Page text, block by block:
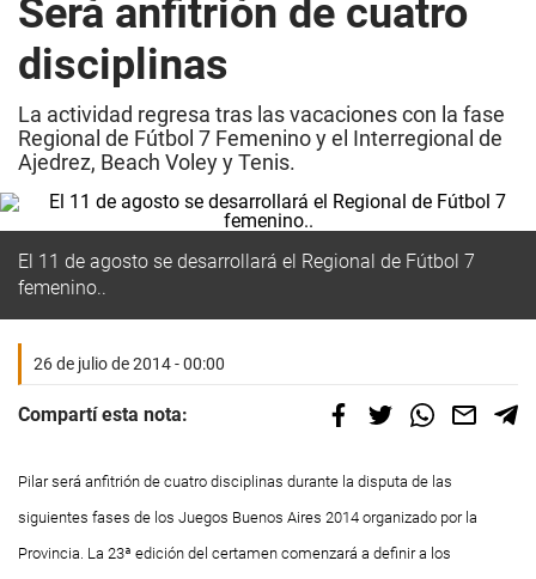
Será anfitrión de cuatro
disciplinas
La actividad regresa tras las vacaciones con la fase
Regional de Fútbol 7 Femenino y el Interregional de
Ajedrez, Beach Voley y Tenis.
El 11 de agosto se desarrollará el Regional de Fútbol 7
femenino..
26 de julio de 2014 - 00:00
Compartí esta nota:
Pilar será anfitrión de cuatro disciplinas durante la disputa de las
siguientes fases de los Juegos Buenos Aires 2014 organizado por la
Provincia. La 23ª edición del certamen comenzará a definir a los